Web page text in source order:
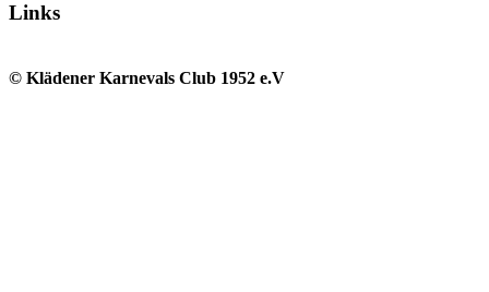
Links
© Klädener Karnevals Club 1952 e.V